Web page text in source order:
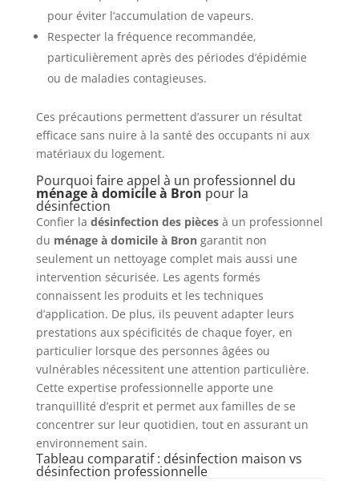
pour éviter l’accumulation de vapeurs.
Respecter la fréquence recommandée,
particulièrement après des périodes d’épidémie
ou de maladies contagieuses.
Ces précautions permettent d’assurer un résultat
efficace sans nuire à la santé des occupants ni aux
matériaux du logement.
Pourquoi faire appel à un professionnel du
ménage à domicile à Bron pour la
désinfection
Confier la désinfection des piècesà un professionnel
du ménage à domicile à Brongarantit non
seulement un nettoyage complet mais aussi une
intervention sécurisée. Les agents formés
connaissent les produits et les techniques
d’application. De plus, ils peuvent adapter leurs
prestations aux spécificités de chaque foyer, en
particulier lorsque des personnes âgées ou
vulnérables nécessitent une attention particulière.
Cette expertise professionnelle apporte une
tranquillité d’esprit et permet aux familles de se
concentrer sur leur quotidien, tout en assurant un
environnement sain.
Tableau comparatif : désinfection maison vs
désinfection professionnelle